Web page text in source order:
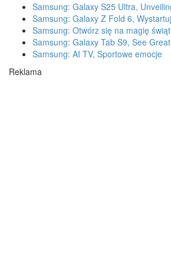
Samsung: Galaxy S25 Ultra,
Samsung: Galaxy Z Fold 6,
Samsung: Otwórz się na magię
Samsung: Galaxy Tab S9, See
Samsung: AI TV, Sportowe emocje
Reklama